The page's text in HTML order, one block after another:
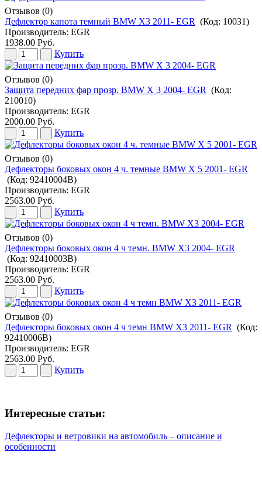
Отзывов (0)
Дефлектор капота темный BMW X3 2011- EGR (Код: 10031)
Производитель: EGR
1938.00 Руб.
Купить
Отзывов (0)
Защита передних фар прозр. BMW X 3 2004- EGR (Код:
210010)
Производитель: EGR
2000.00 Руб.
Купить
Отзывов (0)
Дефлекторы боковых окон 4 ч. темные BMW X 5 2001- EGR
(Код: 92410004B)
Производитель: EGR
2563.00 Руб.
Купить
Отзывов (0)
Дефлекторы боковых окон 4 ч темн. BMW X3 2004- EGR
(Код: 92410003B)
Производитель: EGR
2563.00 Руб.
Купить
Отзывов (0)
Дефлекторы боковых окон 4 ч темн BMW X3 2011- EGR (Код:
92410006B)
Производитель: EGR
2563.00 Руб.
Купить
Интересные статьи:
Дефлекторы и ветровики на автомобиль – описание и
особенности